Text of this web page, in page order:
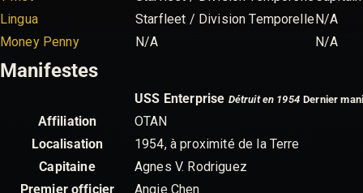
Lingua
Starfleet / Division TemporelleN/A
Money Penny
N/A N/A
Manifestes
USS Enterprise Détruit en 1954 Dernier
Affiliation
OTAN
Localisation
1954, à proximité de la Terre
Capitaine
Agnes V. Rodriguez
Premier officier
Angie Chen